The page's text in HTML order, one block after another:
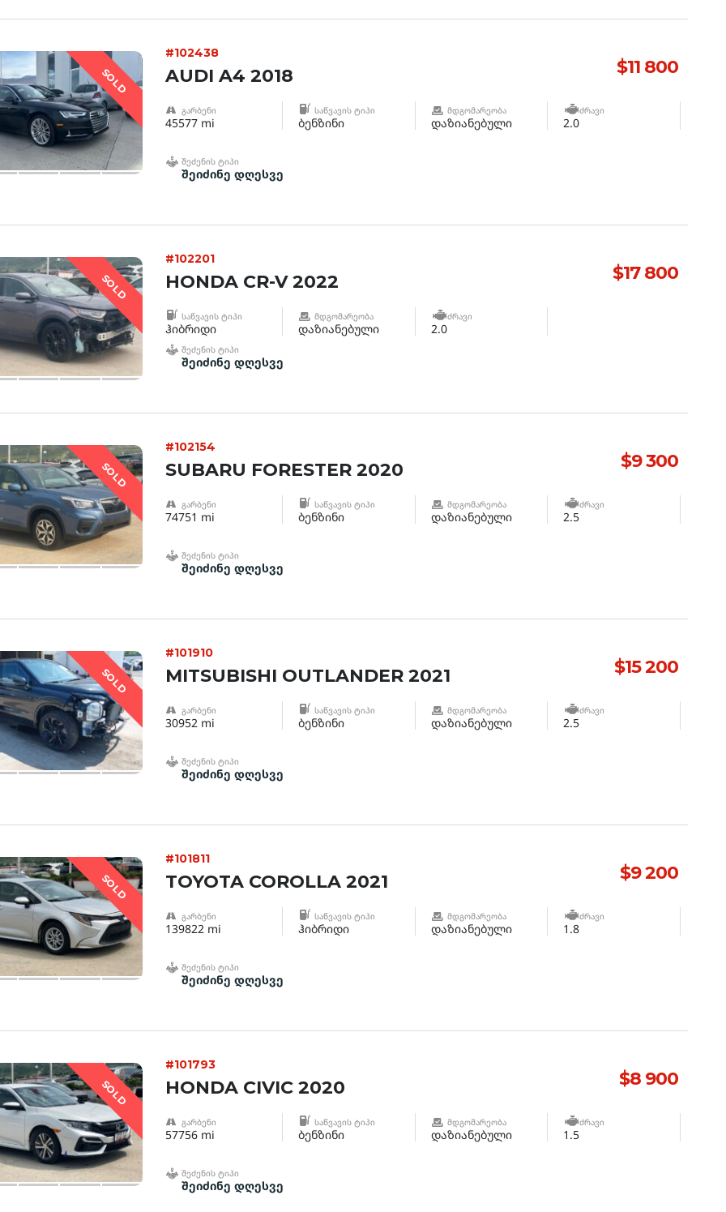
SOLD $11 800
#102438
AUDI A4 2018
ᲒᲐᲠᲑᲔᲜᲘ
45577 mi
ᲡᲐᲬᲕᲐᲕᲘᲡ ᲢᲘᲞᲘ
ბენზინი
ᲛᲓᲒᲝᲛᲐᲠᲔᲝᲑᲐ
დაზიანებული
ᲫᲠᲐᲕᲘ
2.0
ᲨᲔᲫᲔᲜᲘᲡ ᲢᲘᲞᲘ
შეიძინე დღესვე
SOLD $17 800
#102201
HONDA CR-V 2022
ᲡᲐᲬᲕᲐᲕᲘᲡ ᲢᲘᲞᲘ
ჰიბრიდი
ᲛᲓᲒᲝᲛᲐᲠᲔᲝᲑᲐ
დაზიანებული
ᲫᲠᲐᲕᲘ
2.0
ᲨᲔᲫᲔᲜᲘᲡ ᲢᲘᲞᲘ
შეიძინე დღესვე
SOLD $9 300
#102154
SUBARU FORESTER 2020
ᲒᲐᲠᲑᲔᲜᲘ
74751 mi
ᲡᲐᲬᲕᲐᲕᲘᲡ ᲢᲘᲞᲘ
ბენზინი
ᲛᲓᲒᲝᲛᲐᲠᲔᲝᲑᲐ
დაზიანებული
ᲫᲠᲐᲕᲘ
2.5
ᲨᲔᲫᲔᲜᲘᲡ ᲢᲘᲞᲘ
შეიძინე დღესვე
SOLD $15 200
#101910
MITSUBISHI OUTLANDER 2021
ᲒᲐᲠᲑᲔᲜᲘ
30952 mi
ᲡᲐᲬᲕᲐᲕᲘᲡ ᲢᲘᲞᲘ
ბენზინი
ᲛᲓᲒᲝᲛᲐᲠᲔᲝᲑᲐ
დაზიანებული
ᲫᲠᲐᲕᲘ
2.5
ᲨᲔᲫᲔᲜᲘᲡ ᲢᲘᲞᲘ
შეიძინე დღესვე
SOLD $9 200
#101811
TOYOTA COROLLA 2021
ᲒᲐᲠᲑᲔᲜᲘ
139822 mi
ᲡᲐᲬᲕᲐᲕᲘᲡ ᲢᲘᲞᲘ
ჰიბრიდი
ᲛᲓᲒᲝᲛᲐᲠᲔᲝᲑᲐ
დაზიანებული
ᲫᲠᲐᲕᲘ
1.8
ᲨᲔᲫᲔᲜᲘᲡ ᲢᲘᲞᲘ
შეიძინე დღესვე
SOLD $8 900
#101793
HONDA CIVIC 2020
ᲒᲐᲠᲑᲔᲜᲘ
57756 mi
ᲡᲐᲬᲕᲐᲕᲘᲡ ᲢᲘᲞᲘ
ბენზინი
ᲛᲓᲒᲝᲛᲐᲠᲔᲝᲑᲐ
დაზიანებული
ᲫᲠᲐᲕᲘ
1.5
ᲨᲔᲫᲔᲜᲘᲡ ᲢᲘᲞᲘ
შეიძინე დღესვე